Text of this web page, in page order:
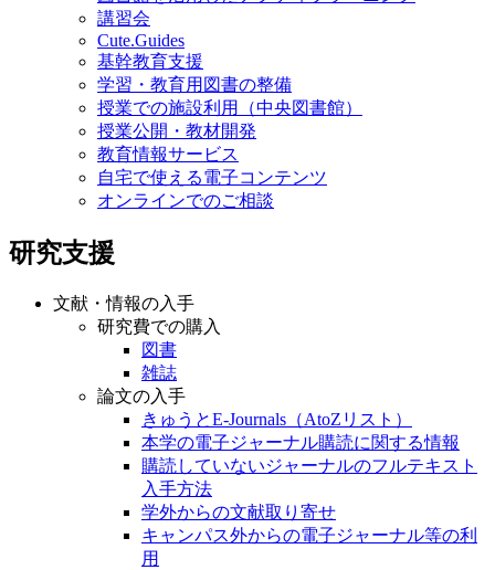
講習会
Cute.Guides
基幹教育支援
学習・教育用図書の整備
授業での施設利用（中央図書館）
授業公開・教材開発
教育情報サービス
自宅で使える電子コンテンツ
オンラインでのご相談
研究支援
文献・情報の入手
研究費での購入
図書
雑誌
論文の入手
きゅうとE-Journals（AtoZリスト）
本学の電子ジャーナル購読に関する情報
購読していないジャーナルのフルテキスト
入手方法
学外からの文献取り寄せ
キャンパス外からの電子ジャーナル等の利
用